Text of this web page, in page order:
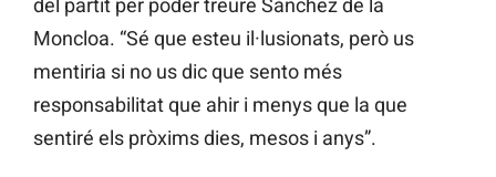
del partit per poder treure Sánchez de la
Moncloa. “Sé que esteu il·lusionats, però us
mentiria si no us dic que sento més
responsabilitat que ahir i menys que la que
sentiré els pròxims dies, mesos i anys”.